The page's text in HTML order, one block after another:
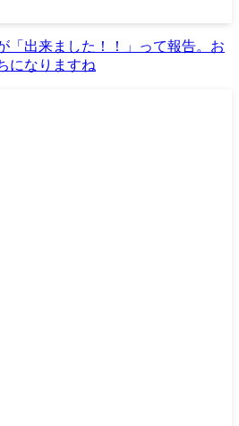
「出来ました！！」って報告。お
になりますね